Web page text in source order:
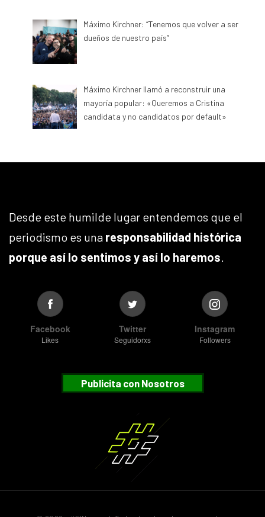
Máximo Kirchner: “Tenemos que volver a ser
dueños de nuestro país”
Máximo Kirchner llamó a reconstruir una
mayoría popular: «Queremos a Cristina
candidata y no candidatos por default»
Desde este humilde lugar entendemos que el
periodismo es una responsabilidad histórica
porque así lo sentimos y así lo haremos.
Facebook
Likes
Twitter
Seguidorxs
Instagram
Followers
Publicita con Nosotros